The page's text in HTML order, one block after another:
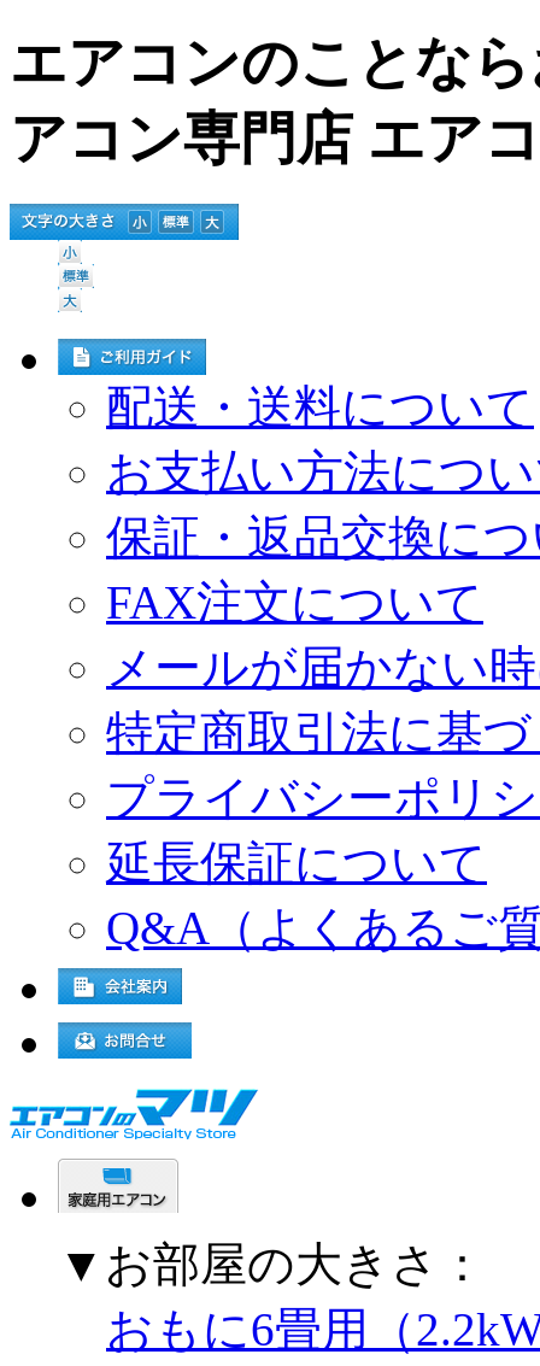
エアコンのことな
アコン専門店 エア
配送・送料について
お支払い方法につ
保証・返品交換に
FAX注文について
メールが届かない
特定商取引法に基
プライバシーポリ
延長保証について
Q&A（よくあるご
▼お部屋の大きさ：
おもに6畳用（